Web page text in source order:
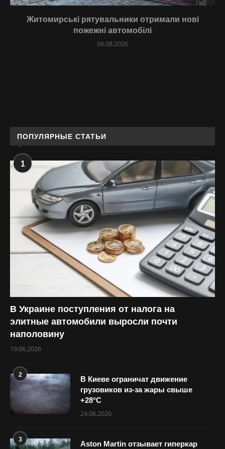
Житомирські рятувальники отримали нові
пожежні автомобілі
06.08.2026
ПОПУЛЯРНЫЕ СТАТЬИ
1
В Украине поступления от налога на
элитные автомобили выросли почти
наполовину
19.06.2026
2
В Киеве ограничат движение
грузовиков из-за жары свыше
+28°С
24.06.2026
3
Aston Martin отзывает гиперкар